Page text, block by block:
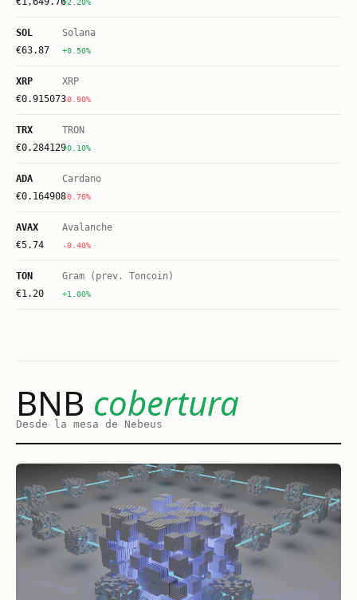
SOL
Solana
€63.87 +0.50%
XRP
XRP
€0.915073-0.90%
TRX
TRON
€0.284129+0.10%
ADA
Cardano
€0.164908-0.70%
AVAX
Avalanche
€5.74 -0.40%
TON
Gram (prev. Toncoin)
€1.20 +1.00%
BNB cobertura
Desde la mesa de Nebeus